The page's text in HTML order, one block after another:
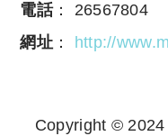
電話： 26567804
網址 ： http://
Copyright © 2024